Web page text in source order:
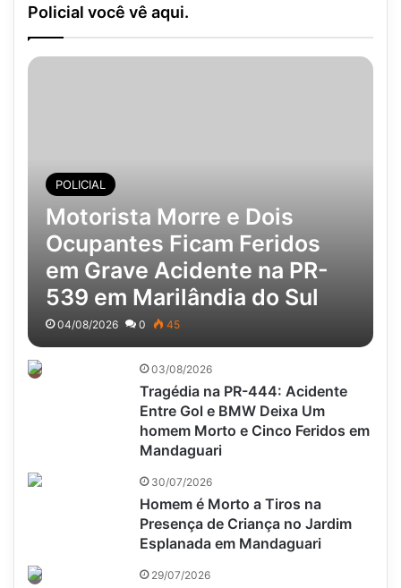
Policial você vê aqui.
POLICIAL
Motorista Morre e Dois
Ocupantes Ficam Feridos
em Grave Acidente na PR-
539 em Marilândia do Sul
04/08/2026 0 45
03/08/2026
Tragédia na PR-444: Acidente
Entre Gol e BMW Deixa Um
homem Morto e Cinco Feridos em
Mandaguari
30/07/2026
Homem é Morto a Tiros na
Presença de Criança no Jardim
Esplanada em Mandaguari
29/07/2026